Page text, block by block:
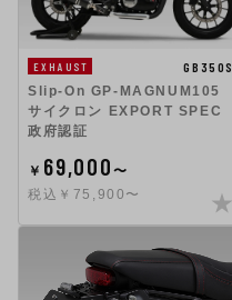
EXHAUST
GB350S
Slip-On GP-MAGNUM105
サイクロン EXPORT SPEC
政府認証
￥ 69,000〜
税込￥75,900〜